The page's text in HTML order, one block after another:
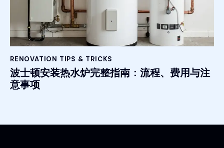
RENOVATION TIPS & TRICKS
波士顿安装热水炉完整指南：流程、费用与注
意事项